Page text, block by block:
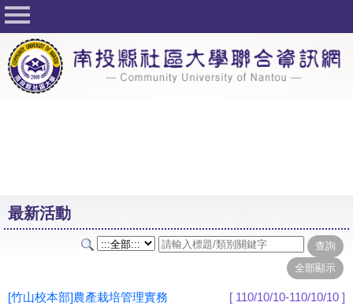
回首頁
關於社大
公佈欄
課程一覽表
志工與社團
最新活動
[竹山校本部]農產栽培管理實務
[ 110/10/10-110/10/10 ]